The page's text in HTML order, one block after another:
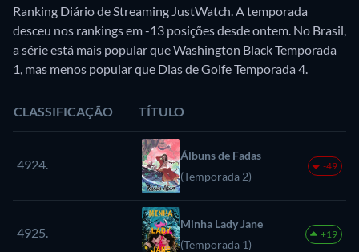
Ranking Diário de Streaming JustWatch. A temporada
desceu nos rankings em -13 posições desde ontem. No Brasil,
a série está mais popular que Washington Black Temporada
1, mas menos popular que Dias de Golfe Temporada 4.
CLASSIFICAÇÃO TÍTULO
4924.
Álbuns de Fadas
(Temporada 2)
-49
4925.
Minha Lady Jane
(Temporada 1)
+19